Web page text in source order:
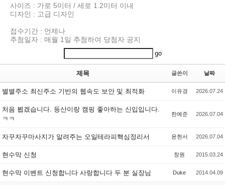
사이즈 : 가로 5미터 / 세로 1.2미터 이내
디자인 : 고급 디자인
접수기간 : 언제나
추첨일자 : 매월 1일 추첨하여 당첨자 공지
go
제목 글쓴이 날짜
별별주소 최신주소 기반의 웹속도 보안 및 최적화 이유경 2026.07.24
처음 뵙겠습니다. 등산이랑 캠핑 좋아하는 신입입니다.
ㅋㅋ
한예준 2026.07.04
자꾸자꾸마사지가 알려주는 오일테라피핵심정리서 윤현서 2026.07.04
현수막 신청 창원 2015.03.24
현수막 이벤트 신청합니다 사랑합니다 두 분 실장님 Duke 2014.04.09